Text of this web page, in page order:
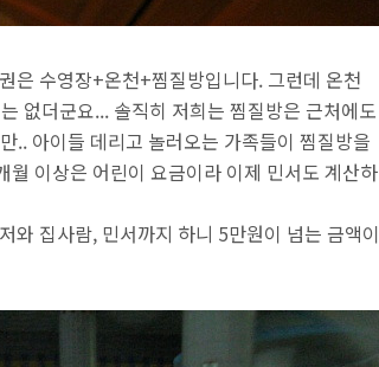
은 수영장+온천+찜질방입니다. 그런데 온천
없더군요... 솔직히 저희는 찜질방은 근처에도
.. 아이들 데리고 놀러오는 가족들이 찜질방을
이상은 어린이 요금이라 이제 민서도 계산하
와 집사람, 민서까지 하니 5만원이 넘는 금액이